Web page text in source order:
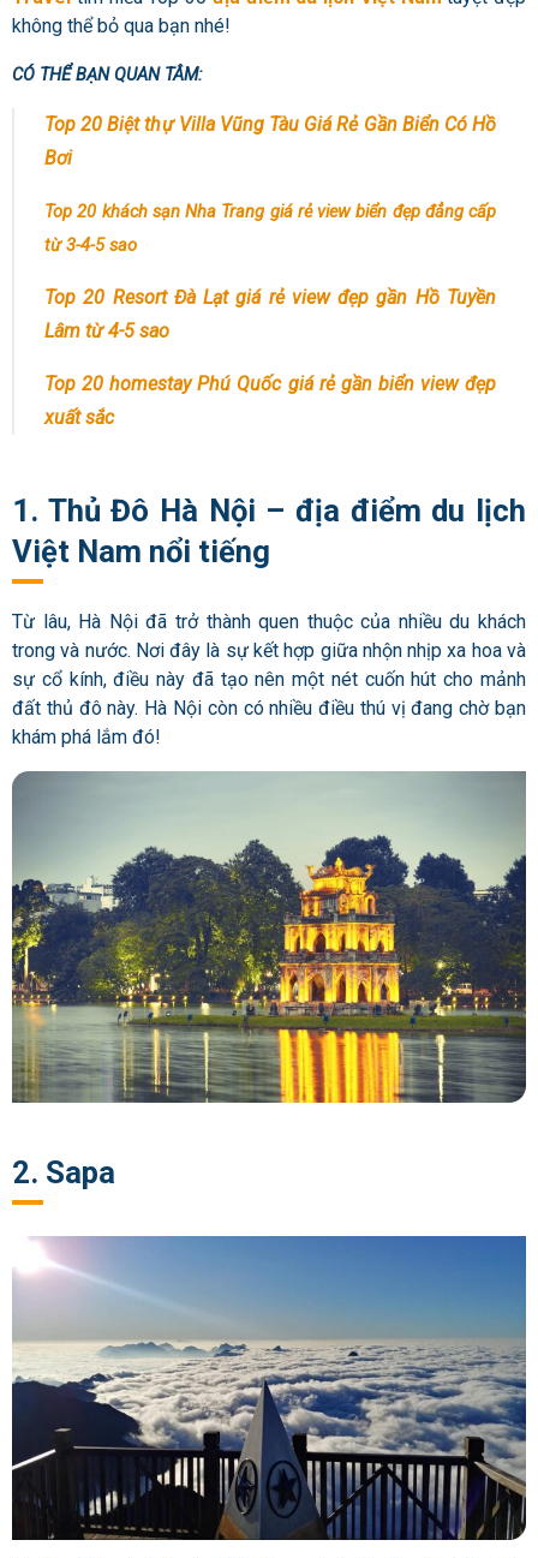
không thể bỏ qua bạn nhé!
CÓ THỂ BẠN QUAN TÂM:
Top 20 Biệt thự Villa Vũng Tàu Giá Rẻ Gần Biển Có Hồ
Bơi
Top 20 khách sạn Nha Trang giá rẻ view biển đẹp đẳng cấp
từ 3-4-5 sao
Top 20 Resort Đà Lạt giá rẻ view đẹp gần Hồ Tuyền
Lâm từ 4-5 sao
Top 20 homestay Phú Quốc giá rẻ gần biển view đẹp
xuất sắc
1. Thủ Đô Hà Nội – địa điểm du lịch
Việt Nam nổi tiếng
Từ lâu, Hà Nội đã trở thành quen thuộc của nhiều du khách
trong và nước. Nơi đây là sự kết hợp giữa nhộn nhịp xa hoa và
sự cổ kính, điều này đã tạo nên một nét cuốn hút cho mảnh
đất thủ đô này. Hà Nội còn có nhiều điều thú vị đang chờ bạn
khám phá lắm đó!
2. Sapa